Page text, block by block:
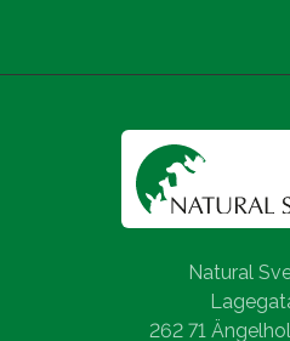
Natural
262 71